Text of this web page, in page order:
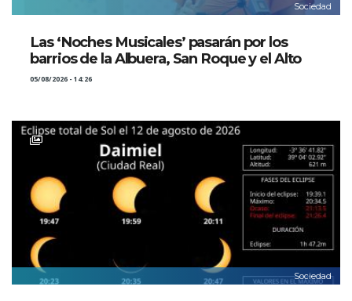
Sociedad
Las ‘Noches Musicales’ pasarán por los
barrios de la Albuera, San Roque y el Alto
05/08/2026 - 14:26
Sociedad